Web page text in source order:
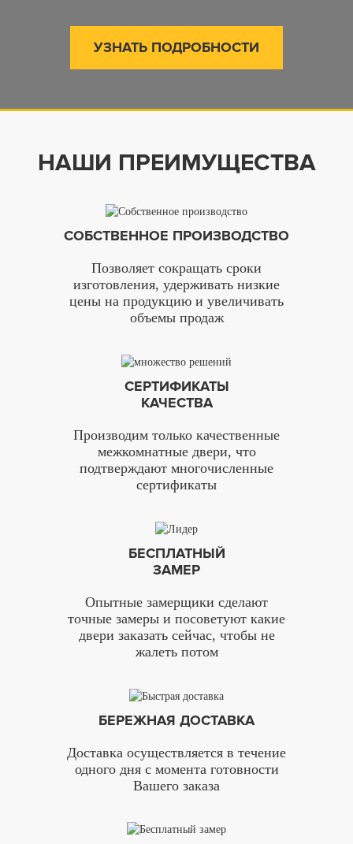
УЗНАТЬ ПОДРОБНОСТИ
НАШИ ПРЕИМУЩЕСТВА
СОБСТВЕННОЕ ПРОИЗВОДСТВО
Позволяет сокращать сроки
изготовления, удерживать низкие
цены на продукцию и увеличивать
объемы продаж
СЕРТИФИКАТЫ
КАЧЕСТВА
Производим только качественные
межкомнатные двери, что
подтверждают многочисленные
сертификаты
БЕСПЛАТНЫЙ
ЗАМЕР
Опытные замерщики сделают
точные замеры и посоветуют какие
двери заказать сейчас, чтобы не
жалеть потом
БЕРЕЖНАЯ ДОСТАВКА
Доставка осуществляется в течение
одного дня с момента готовности
Вашего заказа